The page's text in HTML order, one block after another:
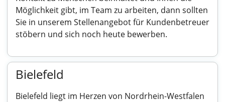
Möglichkeit gibt, im Team zu arbeiten, dann sollten
Sie in unserem Stellenangebot für Kundenbetreuer
stöbern und sich noch heute bewerben.
Bielefeld
Bielefeld liegt im Herzen von Nordrhein-Westfalen